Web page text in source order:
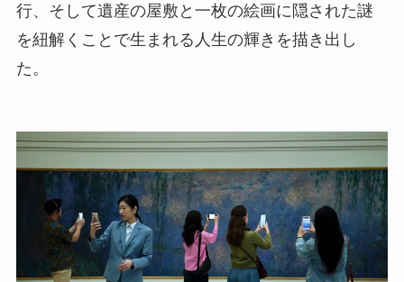
行、そして遺産の屋敷と一枚の絵画に隠された謎
を紐解くことで生まれる人生の輝きを描き出し
た。